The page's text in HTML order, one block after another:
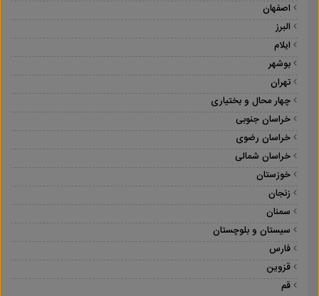
اصفهان
البرز
ایلام
بوشهر
تهران
چهار محال و بختیاری
خراسان جنوبی
خراسان رضوی
خراسان شمالی
خوزستان
زنجان
سمنان
سیستان و بلوچستان
فارس
قزوین
قم